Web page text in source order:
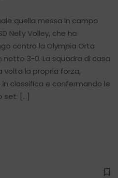
quella messa in campo
Nelly Volley, che ha
contro la Olympia Orta
netto 3-0. La squadra di casa
la propria forza,
classifica e confermando le
set: […]